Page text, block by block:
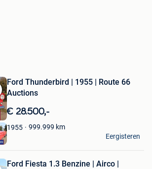
Ford Thunderbird | 1955 | Route 66
Auctions
€ 28.500,-
1955 999.999 km
Eergisteren
Ford Fiesta 1.3 Benzine | Airco |